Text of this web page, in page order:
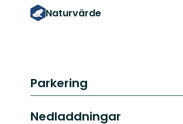
Naturvärde
Parkering
Nedladdningar